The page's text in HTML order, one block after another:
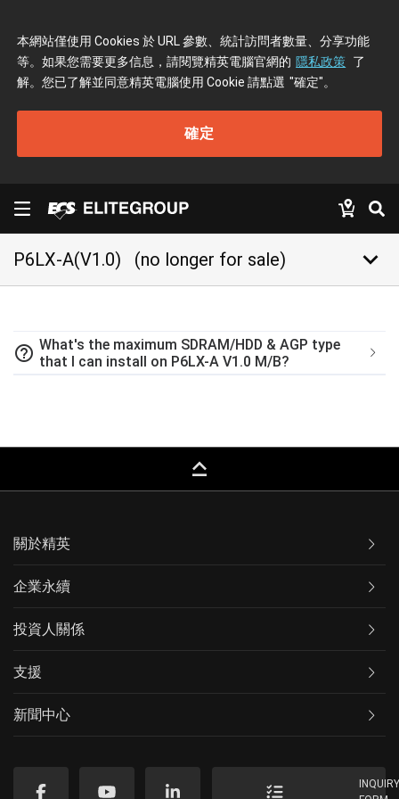
本網站僅使用 Cookies 於 URL 參數、統計訪問者數量、分享功能
等。如果您需要更多信息，請閱覽精英電腦官網的 隱私政策 了
解。您已了解並同意精英電腦使用 Cookie 請點選 "確定"。
確定
P6LX-A(V1.0) (no longer for sale) keyboard_arrow_down
help_outline What's the maximum SDRAM/HDD & AGP type
that I can install on P6LX-A V1.0 M/B?
keyboard_capslock
關於精英
企業永續
投資人關係
支援
新聞中心